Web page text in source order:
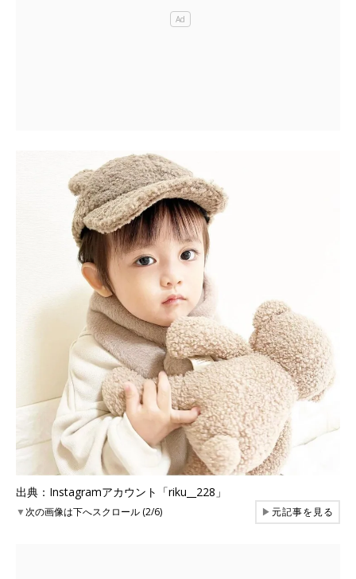
出典：Instagramアカウント「riku__228」
▼次の画像は下へスクロール (2/6) ▶元記事を見る